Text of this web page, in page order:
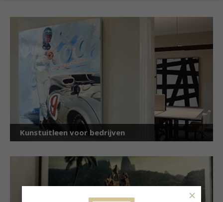
Kunstuitleen voor bedrijven
×